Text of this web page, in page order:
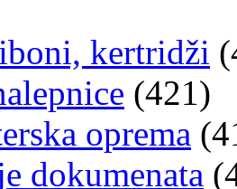
kertridži
(421)
oprema
dokumenata